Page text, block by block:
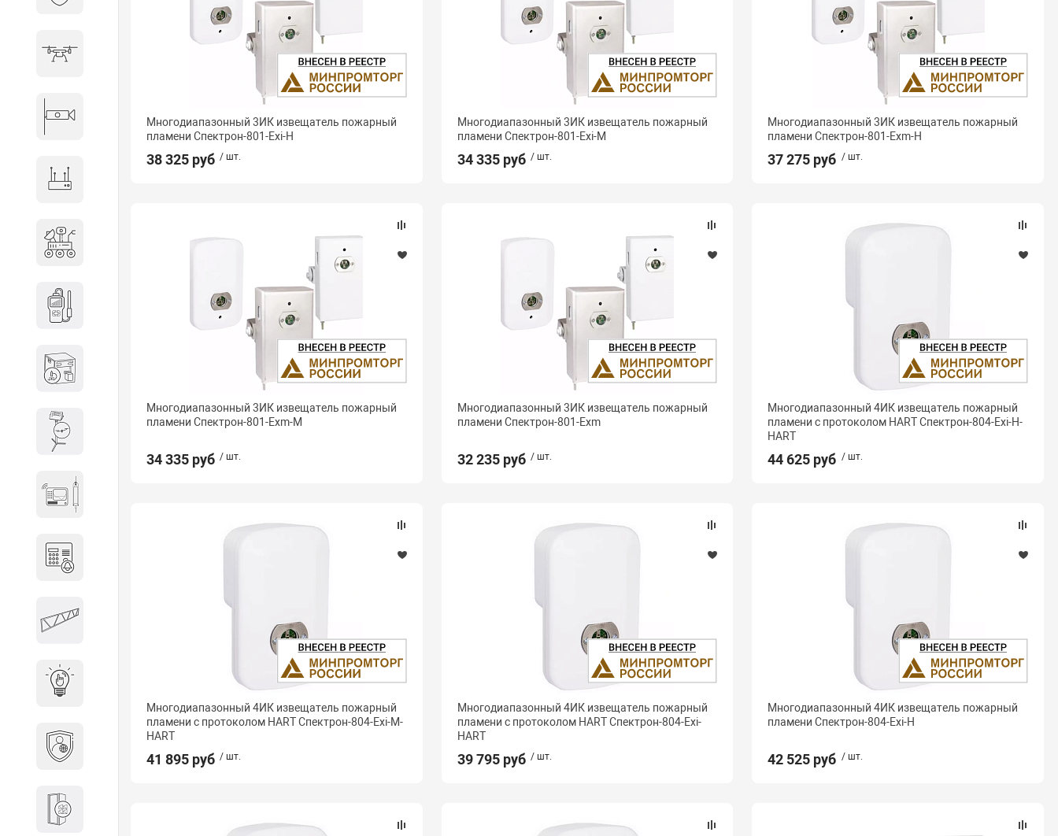
Видеонаблюдение
Весы и весовое оборудование
Интерактивные решения
Информационная
безопасность
Многодиапазонный 3ИК извещатель пожарный
пламени Спектрон-801-Exi-Н
38 325 руб / шт.
Многодиапазонный 3ИК извещатель пожарный
пламени Спектрон-801-Exi-М
34 335 руб / шт.
Многодиапазонный 3ИК извещатель пожарный
пламени Спектрон-801-Exm-Н
37 275 руб / шт.
Многодиапазонный 3ИК извещатель пожарный
пламени Спектрон-801-Exm-М
34 335 руб / шт.
Многодиапазонный 3ИК извещатель пожарный
пламени Спектрон-801-Exm
32 235 руб / шт.
Многодиапазонный 4ИК извещатель пожарный
пламени с протоколом HART Спектрон-804-Exi-Н-
HART
44 625 руб / шт.
Многодиапазонный 4ИК извещатель пожарный
пламени с протоколом HART Спектрон-804-Exi-М-
HART
41 895 руб / шт.
Многодиапазонный 4ИК извещатель пожарный
пламени с протоколом HART Спектрон-804-Exi-
HART
39 795 руб / шт.
Многодиапазонный 4ИК извещатель пожарный
пламени Спектрон-804-Exi-Н
42 525 руб / шт.